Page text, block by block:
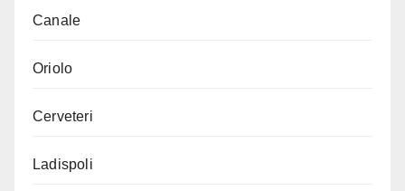
Canale
Oriolo
Cerveteri
Ladispoli